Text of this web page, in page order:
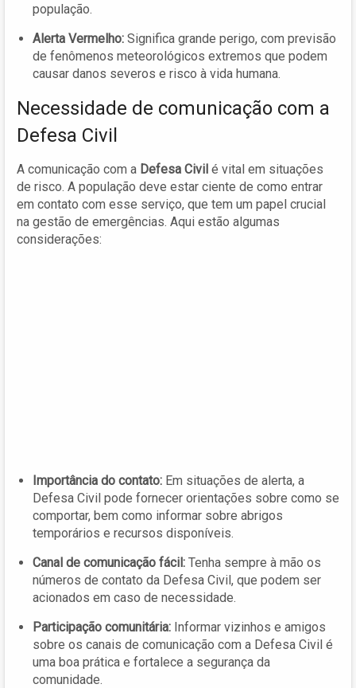
população.
Alerta Vermelho: Significa grande perigo, com previsão
de fenômenos meteorológicos extremos que podem
causar danos severos e risco à vida humana.
Necessidade de comunicação com a
Defesa Civil
A comunicação com a Defesa Civil é vital em situações
de risco. A população deve estar ciente de como entrar
em contato com esse serviço, que tem um papel crucial
na gestão de emergências. Aqui estão algumas
considerações:
Importância do contato: Em situações de alerta, a
Defesa Civil pode fornecer orientações sobre como se
comportar, bem como informar sobre abrigos
temporários e recursos disponíveis.
Canal de comunicação fácil: Tenha sempre à mão os
números de contato da Defesa Civil, que podem ser
acionados em caso de necessidade.
Participação comunitária: Informar vizinhos e amigos
sobre os canais de comunicação com a Defesa Civil é
uma boa prática e fortalece a segurança da
comunidade.